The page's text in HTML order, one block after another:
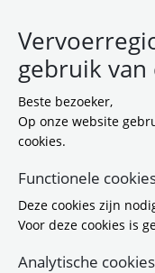
179 resultaten
gebruik van
Beste bezoeker,
Op onze website
cookies.
Functionele
Deze cookies zijn
Voor deze cookies is
Analytische